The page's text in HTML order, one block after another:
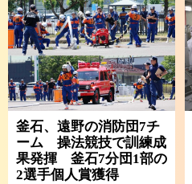
釜石、遠野の消防団7チ
ーム 操法競技で訓練成
果発揮 釜石7分団1部の
2選手個人賞獲得